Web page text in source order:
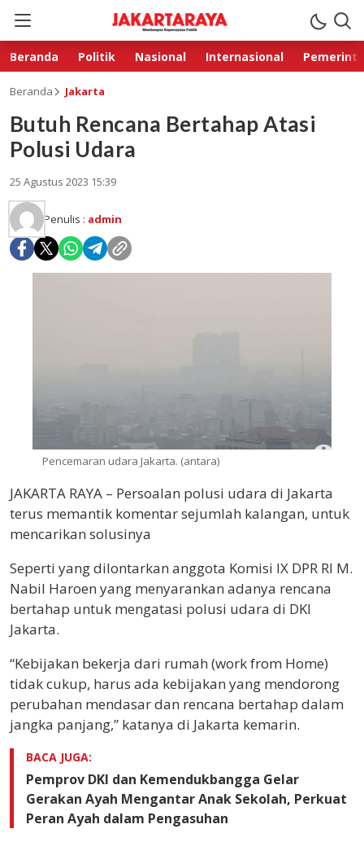
Beranda Politik Nasional Internasional
Beranda Jakarta
Butuh Rencana Bertahap Atasi
Polusi Udara
25 Agustus 2023 15:39
Penulis : admin
Pencemaran udara Jakarta. (antara)
JAKARTA RAYA – Persoalan polusi udara di Jakarta
terus memantik komentar sejumlah kalangan, untuk
mencarikan solusinya
Seperti yang dilontarkan anggota Komisi IX DPR RI M.
Nabil Haroen yang menyarankan adanya rencana
bertahap untuk mengatasi polusi udara di DKI
Jakarta.
“Kebijakan bekerja dari rumah (work from Home)
tidak cukup, harus ada kebijakan yang mendorong
perubahan mendasar dan rencana bertahap dalam
jangka panjang,” katanya di Jakarta kemarin.
BACA JUGA:
Pemprov DKI dan Kemendukbangga Gelar
Gerakan Ayah Mengantar Anak Sekolah, Perkuat
Peran Ayah dalam Pengasuhan